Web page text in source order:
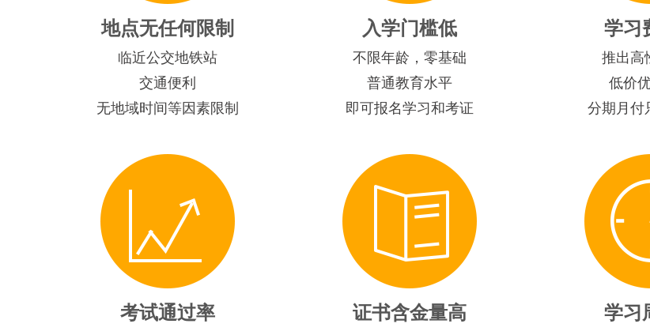
地点无任何限制
临近公交地铁站
交通便利
无地域时间等因素限制
入学门槛低
不限年龄，零基础
普通教育水平
即可报名学习和考证
学习
推出高
低价
分期月付
考试通过率 证书含金量高 学习